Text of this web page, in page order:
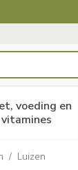
voeding en
vitamines
Toon
/ Luizen